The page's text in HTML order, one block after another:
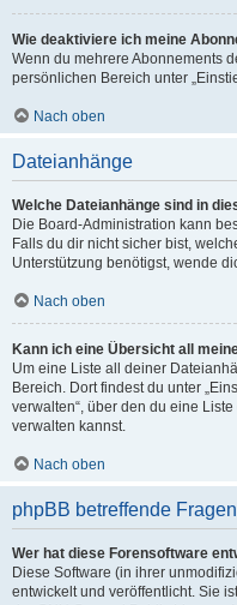
Wie deaktiviere ich meine
Wenn du mehrere Abonnements
persönlichen Bereich unter
Nach oben
Dateianhänge
Welche Dateianhänge sind in
Die Board-Administration kann
Falls du dir nicht sicher bist,
Unterstützung benötigst, wende
Nach oben
Kann ich eine Übersicht all
Um eine Liste all deiner
Bereich. Dort findest du unter
verwalten“, über den du eine
verwalten kannst.
Nach oben
phpBB betreffende Fragen
Wer hat diese Forensoftware
Diese Software (in ihrer
entwickelt und veröffentlicht. Sie